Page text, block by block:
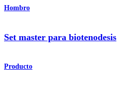
Hombro
Set master para biotenodesis
Producto